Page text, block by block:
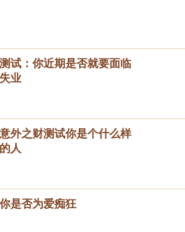
测试：你近期是否就要面临
失业
意外之财测试你是个什么样
的人
你是否为爱痴狂